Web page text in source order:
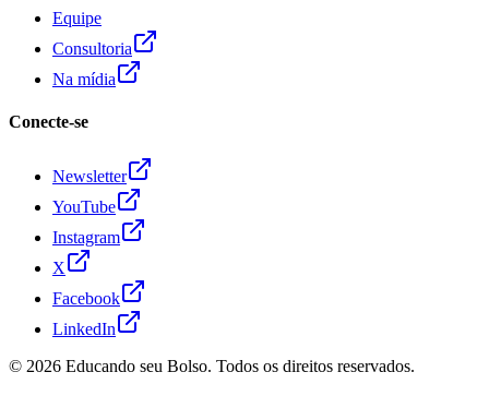
Equipe
Consultoria
Na mídia
Conecte-se
Newsletter
YouTube
Instagram
X
Facebook
LinkedIn
© 2026 Educando seu Bolso. Todos os direitos reservados.